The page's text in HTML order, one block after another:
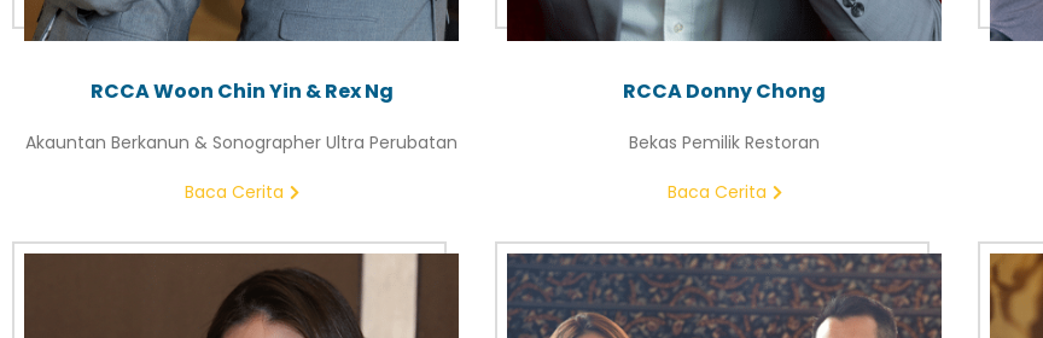
RCCA Woon Chin Yin & Rex Ng
Akauntan Berkanun & Sonographer Ultra Perubatan
Baca Cerita
RCCA Donny Chong
Bekas Pemilik Restoran
Baca Cerita